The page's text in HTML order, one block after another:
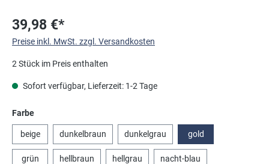
39,98 €*
Preise inkl. MwSt. zzgl. Versandkosten
2 Stück im Preis enthalten
Sofort verfügbar, Lieferzeit: 1-2 Tage
Farbeauswählen
beige dunkelbraun dunkelgrau gold
grün hellbraun hellgrau nacht-blau